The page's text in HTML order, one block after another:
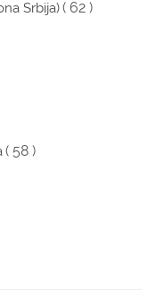
Srbija)( 62 )
( 58 )